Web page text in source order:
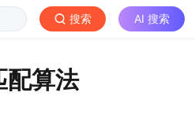
搜索 AI 搜索
配算法